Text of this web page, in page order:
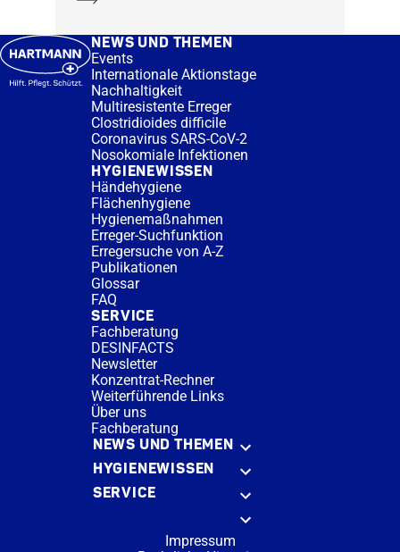
NEWS UND THEMEN
Events
Internationale Aktionstage
Nachhaltigkeit
Multiresistente Erreger
Clostridioides difficile
Coronavirus SARS-CoV-2
Nosokomiale Infektionen
HYGIENEWISSEN
Händehygiene
Flächenhygiene
Hygienemaßnahmen
Erreger-Suchfunktion
Erregersuche von A-Z
Publikationen
Glossar
FAQ
SERVICE
Fachberatung
DESINFACTS
Newsletter
Konzentrat-Rechner
Weiterführende Links
Über uns
Fachberatung
NEWS UND THEMEN
HYGIENEWISSEN
SERVICE
Impressum